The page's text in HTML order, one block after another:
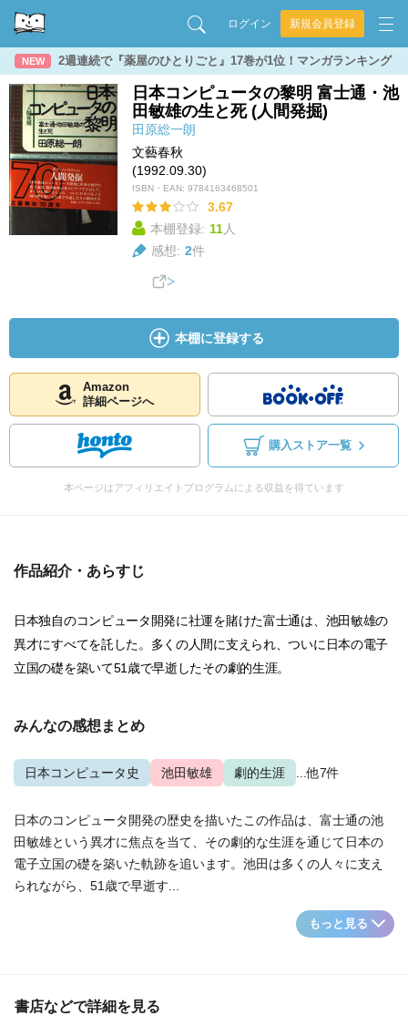
ログイン 新規会員登録
NEW 2週連続で『薬屋のひとりごと』17巻が1位！マンガランキング
日本コンピュータの黎明 富士通・池
田敏雄の生と死 (人間発掘)
田原総一朗
文藝春秋
(1992.09.30)
ISBN・EAN: 9784163468501
3.67
本棚登録: 11人
感想: 2件
本棚に登録する
Amazon
詳細ページへ
購入ストア一覧
本ページはアフィリエイトプログラムによる収益を得ています
作品紹介・あらすじ
日本独自のコンピュータ開発に社運を賭けた富士通は、池田敏雄の
異才にすべてを託した。多くの人間に支えられ、ついに日本の電子
立国の礎を築いて51歳で早逝したその劇的生涯。
みんなの感想まとめ
日本コンピュータ史 池田敏雄 劇的生涯 ...他7件
日本のコンピュータ開発の歴史を描いたこの作品は、富士通の池
田敏雄という異才に焦点を当て、その劇的な生涯を通じて日本の
電子立国の礎を築いた軌跡を追います。池田は多くの人々に支え
られながら、51歳で早逝す...
もっと見る
書店などで詳細を見る